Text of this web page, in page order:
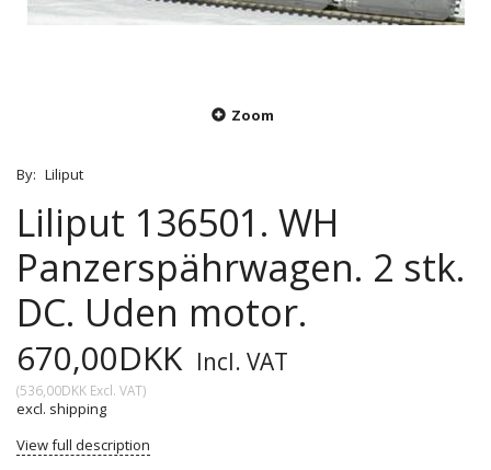
Zoom
By: Liliput
Liliput 136501. WH
Panzerspährwagen. 2 stk.
DC. Uden motor.
670,00DKK Incl. VAT
(536,00DKK Excl. VAT)
excl. shipping
View full description